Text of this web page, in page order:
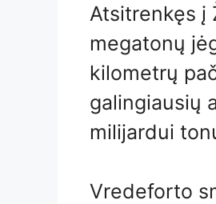
Atsitrenkęs į
megatonų
kilometrų
galingiausių
milijardui
Vredeforto